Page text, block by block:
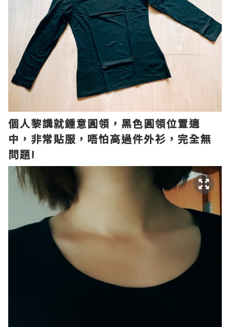
個人黎講就鍾意圓領，黑色圓領位置適
中，非常貼服，唔怕高過件外衫，完全無
問題!